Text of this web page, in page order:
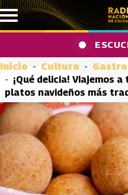
Pasar al contenido principal
Inicio Cultura
¡Qué delicia! Viajemos
platos navideños más